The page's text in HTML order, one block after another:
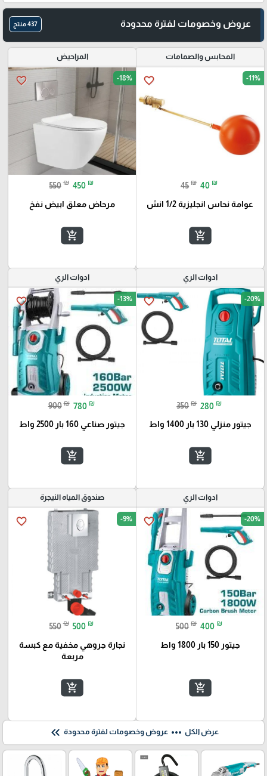
عروض وخصومات لفترة محدودة 437 منتج
المحابس والصمامات
favorite_border -11%
45 ₪ 40 ₪
عوامة نحاس انجليزية 1/2 انش
add_shopping_cart
المراحيض
favorite_border -18%
550 ₪ 450 ₪
مرحاض معلق ابيض نفخ
add_shopping_cart
ادوات الري
favorite_border -20%
350 ₪ 280 ₪
جيتور منزلي 130 بار 1400 واط
add_shopping_cart
ادوات الري
favorite_border -13%
900 ₪ 780 ₪
جيتور صناعي 160 بار 2500 واط
add_shopping_cart
ادوات الري
favorite_border -20%
500 ₪ 400 ₪
جيتور 150 بار 1800 واط
add_shopping_cart
صندوق المياه النيجرة
favorite_border -9%
550 ₪ 500 ₪
نجارة جروهي مخفية مع كبسة
مربعة
add_shopping_cart
عرض الكل more_horiz عروض وخصومات لفترة محدودة keyboard_double_arrow_left